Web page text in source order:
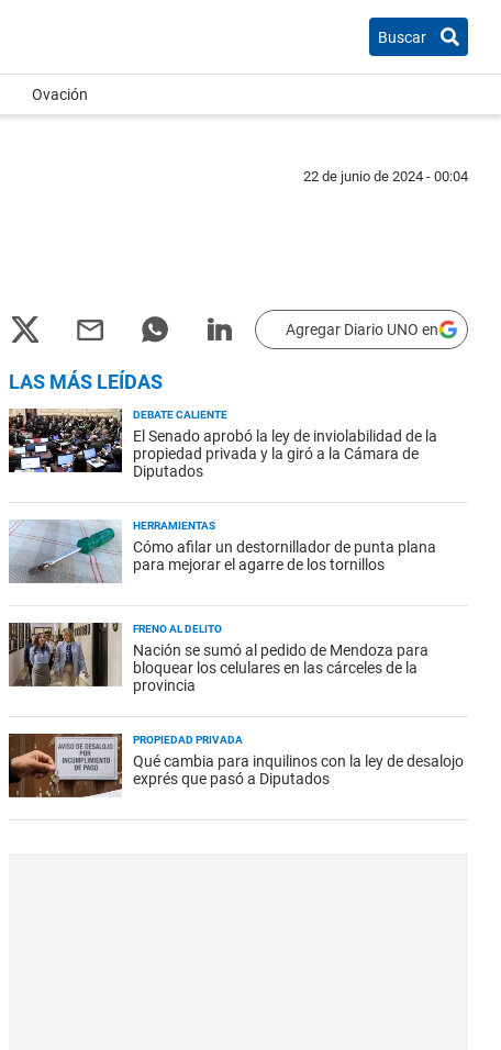
Buscar
Ovación
22 de junio de 2024 - 00:04
Agregar Diario UNO en
LAS MÁS LEÍDAS
DEBATE CALIENTE
El Senado aprobó la ley de inviolabilidad de la
propiedad privada y la giró a la Cámara de
Diputados
HERRAMIENTAS
Cómo afilar un destornillador de punta plana
para mejorar el agarre de los tornillos
FRENO AL DELITO
Nación se sumó al pedido de Mendoza para
bloquear los celulares en las cárceles de la
provincia
PROPIEDAD PRIVADA
Qué cambia para inquilinos con la ley de desalojo
exprés que pasó a Diputados